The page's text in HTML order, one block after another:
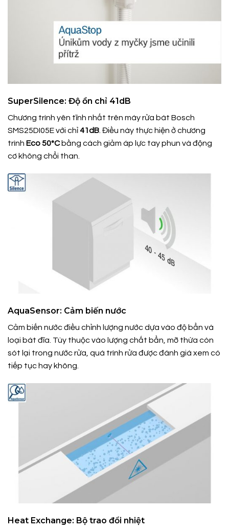
SuperSilence: Độ ồn chỉ 41dB
Chương trình yên tĩnh nhất trên máy rửa bát Bosch
SMS25DI05E với chỉ41dB . Điều này thực hiện ở chương
trình Eco 50°Cbằng cách giảm áp lực tay phun và động
cơ không chổi than.
AquaSensor: Cảm biến nước
Cảm biến nước điều chỉnh lượng nước dựa vào độ bẩn và
loại bát đĩa. Tùy thuộc vào lượng chất bẩn, mỡ thừa còn
sót lại trong nước rửa, quá trình rửa được đánh giá xem có
tiếp tục hay không.
Heat Exchange: Bộ trao đổi nhiệt